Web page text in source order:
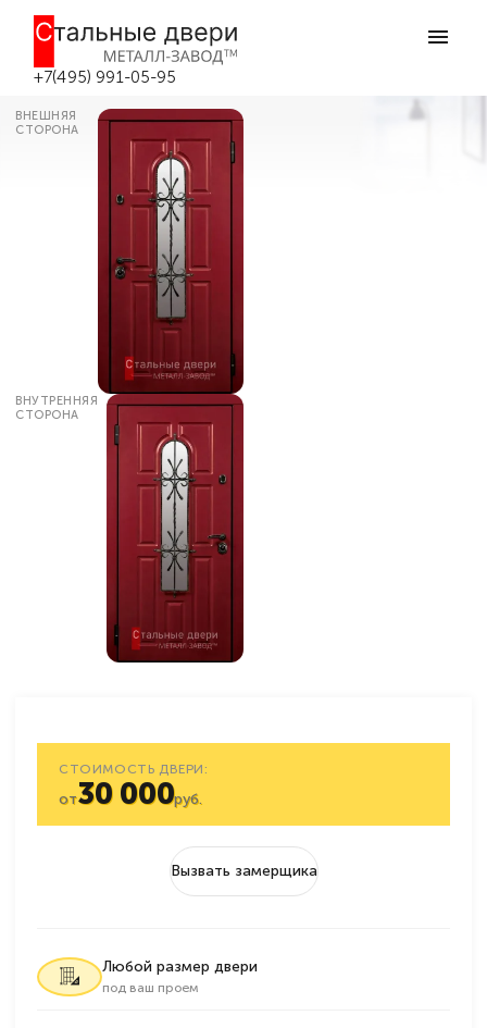
+7(495) 991-05-95
Дверь для загородного дома со
стеклом №12 в Москве
ВНЕШНЯЯ
СТОРОНА
ВНУТРЕННЯЯ
СТОРОНА
СТОИМОСТЬ ДВЕРИ:
от30 000руб.
Вызвать замерщика
Любой размер двери
под ваш проем